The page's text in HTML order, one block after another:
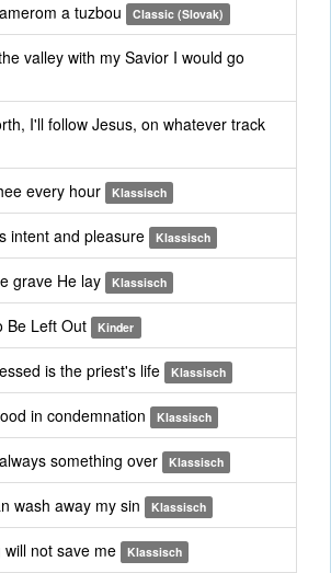
a tuzbou Classic (Slovak)
valley with my Savior I would go
I'll follow Jesus, on whatever track
every hour Klassisch
intent and pleasure Klassisch
grave He lay Klassisch
Be Left Out Kinder
is the priest's life Klassisch
in condemnation Klassisch
something over Klassisch
wash away my sin Klassisch
not save me Klassisch